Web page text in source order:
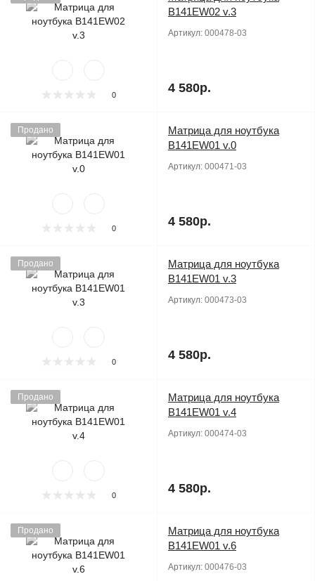
0
B141EW02 v.3
Артикул: 000478-03
4 580р.
Продано
0
Матрица для ноутбука
B141EW01 v.0
Артикул: 000471-03
4 580р.
Продано
0
Матрица для ноутбука
B141EW01 v.3
Артикул: 000473-03
4 580р.
Продано
0
Матрица для ноутбука
B141EW01 v.4
Артикул: 000474-03
4 580р.
Продано
Матрица для ноутбука
B141EW01 v.6
Артикул: 000476-03